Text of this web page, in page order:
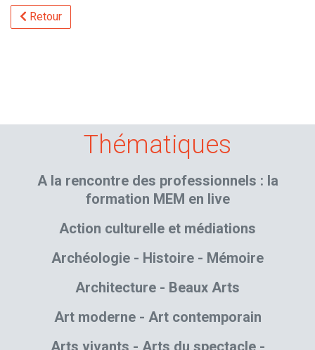
Retour
Thématiques
A la rencontre des professionnels : la
formation MEM en live
Action culturelle et médiations
Archéologie - Histoire - Mémoire
Architecture - Beaux Arts
Art moderne - Art contemporain
Arts vivants - Arts du spectacle -